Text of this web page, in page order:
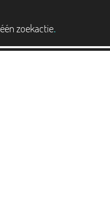
één zoekactie.